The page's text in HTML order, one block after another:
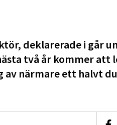
deklarerade i går
två år kommer att
närmare ett halvt